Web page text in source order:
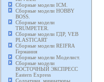
Сборные модели ICM.
Сборные модели HOBBY
BOSS.
Сборные модели
TRUMPETER.
Сборные модели ГДР, VEB
PLASTICART
Сборные модели REIFRA
Германия
Сборные модели Моделист.
Сборные модели
ВОСТОЧНЫЙ ЭКСПРЕСС
Eastern Express
Солдатики, миниатюры